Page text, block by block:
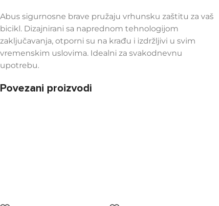
Abus sigurnosne brave pružaju vrhunsku zaštitu za vaš
bicikl. Dizajnirani sa naprednom tehnologijom
zaključavanja, otporni su na krađu i izdržljivi u svim
vremenskim uslovima. Idealni za svakodnevnu
upotrebu.
Povezani proizvodi